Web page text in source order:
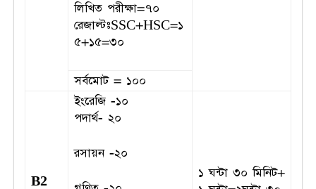
লিখিত পরীক্ষা=৭০
রেজাল্টঃSSC+HSC=১
৫+১৫=৩০
সর্বমোট = ১০০
B2
ইংরেজি -১০
পদার্থ- ২০
রসায়ন -২০
১ ঘন্টা ৩০ মিনিট+